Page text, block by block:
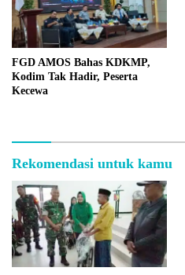
FGD AMOS Bahas KDKMP,
Kodim Tak Hadir, Peserta
Kecewa
Rekomendasi untuk kamu